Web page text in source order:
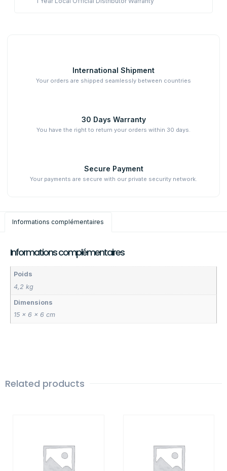
International Shipment
Your orders are shipped seamlessly between countries
30 Days Warranty
You have the right to return your orders within 30 days.
Secure Payment
Your payments are secure with our private security network.
Informations complémentaires
Informations complémentaires
Poids
4,2 kg
Dimensions
15 × 6 × 6 cm
Related products